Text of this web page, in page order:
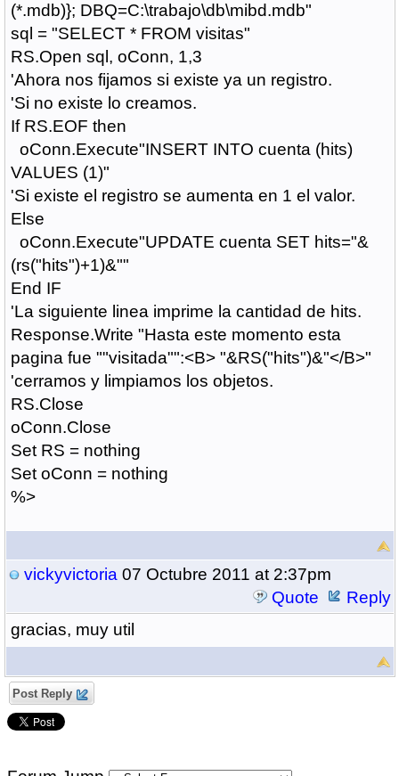
(*.mdb)}; DBQ=C:\trabajo\db\mibd.mdb"
sql = "SELECT * FROM visitas"
RS.Open sql, oConn, 1,3
'Ahora nos fijamos si existe ya un registro.
'Si no existe lo creamos.
If RS.EOF then
oConn.Execute"INSERT INTO cuenta (hits)
VALUES (1)"
'Si existe el registro se aumenta en 1 el valor.
Else
oConn.Execute"UPDATE cuenta SET hits="&
(rs("hits")+1)&""
End IF
'La siguiente linea imprime la cantidad de hits.
Response.Write "Hasta este momento esta
pagina fue ""visitada"":<B> "&RS("hits")&"</B>"
'cerramos y limpiamos los objetos.
RS.Close
oConn.Close
Set RS = nothing
Set oConn = nothing
%>
vickyvictoria 07 Octubre 2011 at 2:37pm
Quote
Reply
gracias, muy util
Post Reply